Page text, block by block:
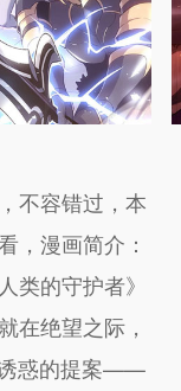
不容错过，本
，漫画简介：
类的守护者》
在绝望之际，
诱惑的提案——